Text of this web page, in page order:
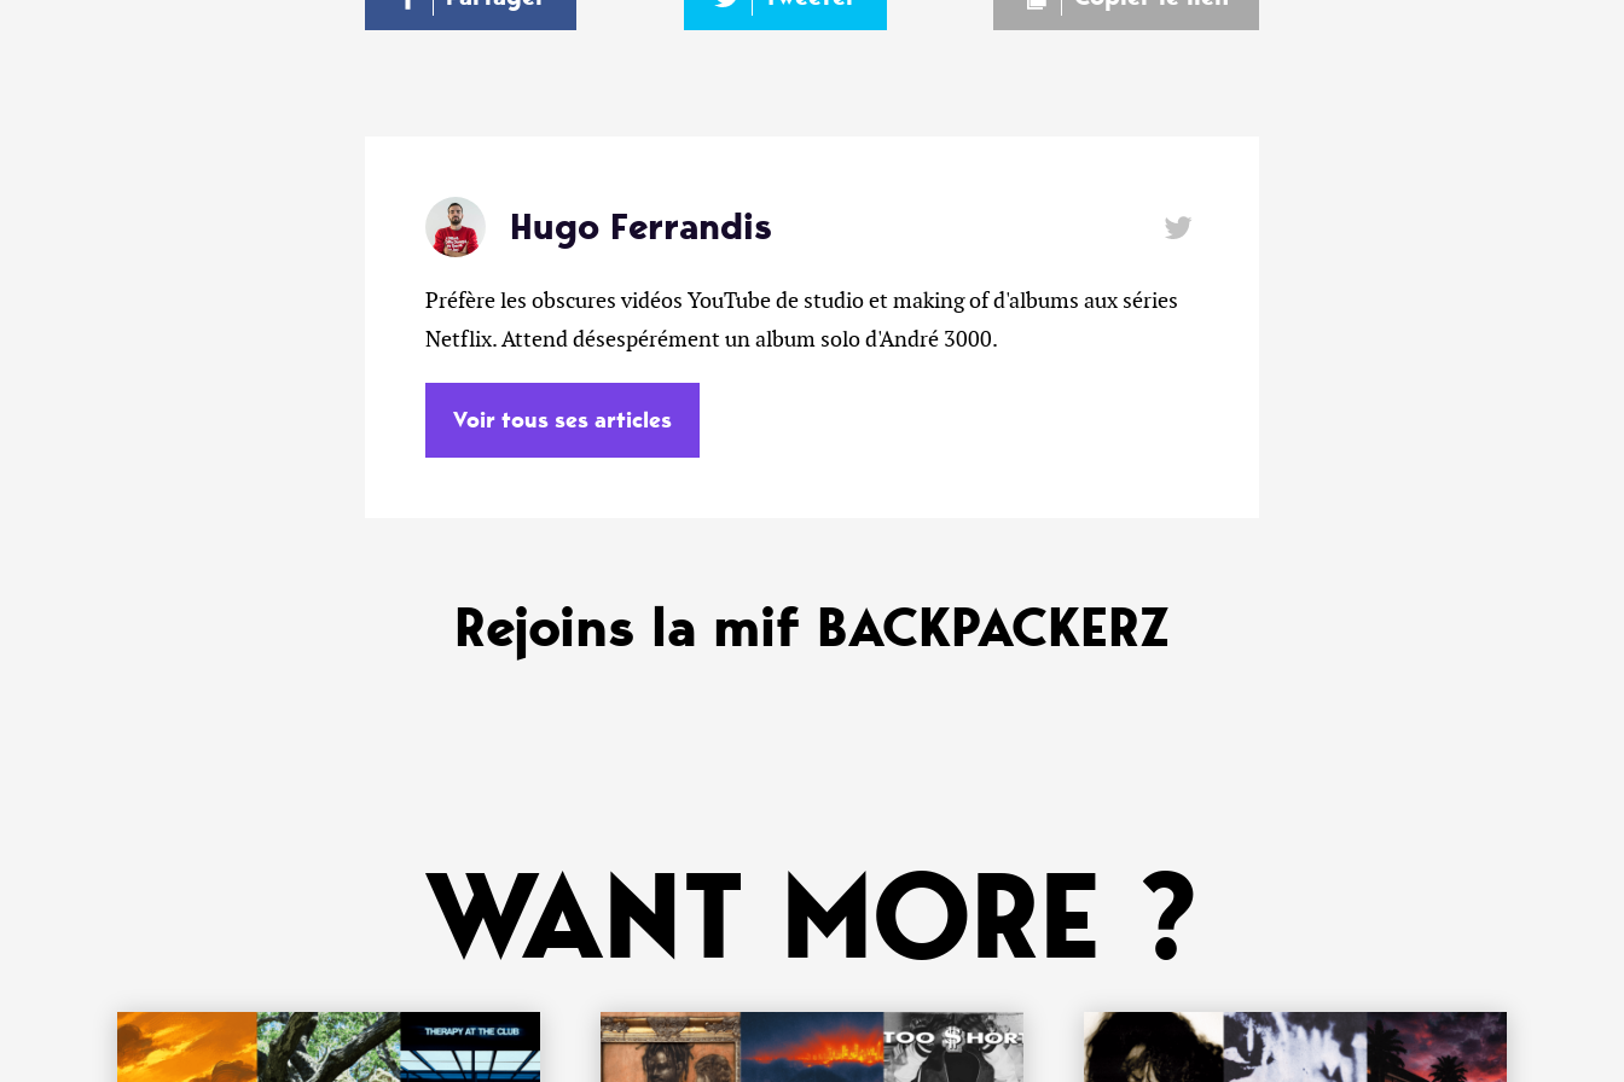
Hugo Ferrandis
Préfère les obscures vidéos YouTube de studio et making of d'albums aux séries
Netflix. Attend désespérément un album solo d'André 3000.
Voir tous ses articles
Rejoins la mif BACKPACKERZ
WANT MORE ?